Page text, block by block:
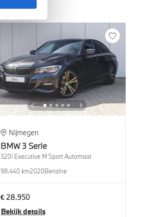
Nijmegen
BMW 3 Serie
320i Executive M Sport Automaat
98.440 km2020Benzine
€ 28.950
Bekijk details